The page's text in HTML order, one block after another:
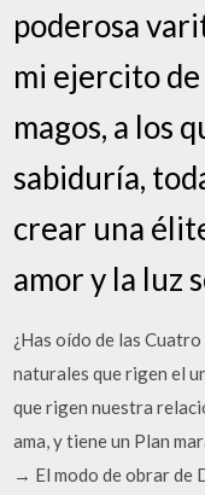
poderosa
mi ejercito
magos, a los
sabiduría,
crear una
amor y la luz
¿Has oído de las
naturales que rigen el
que rigen nuestra
ama, y tiene un Plan
→ El modo de obrar de